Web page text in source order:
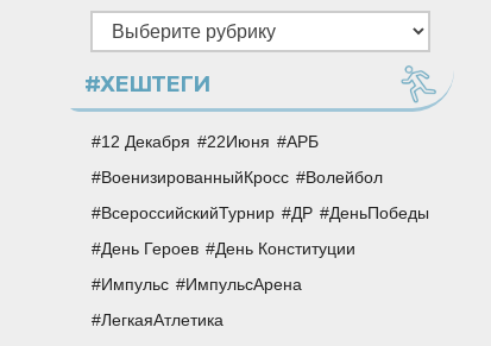
Рубрики
#ХЕШТЕГИ
12 Декабря 22Июня
АРБ
ВоенизированныйКросс
Волейбол
ВсероссийскийТурнир
ДР
ДеньПобеды
День Героев
День Конституции
Импульс
ИмпульсАрена
ЛегкаяАтлетика